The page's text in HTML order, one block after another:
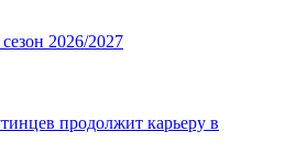
2026/2027
продолжит карьеру в